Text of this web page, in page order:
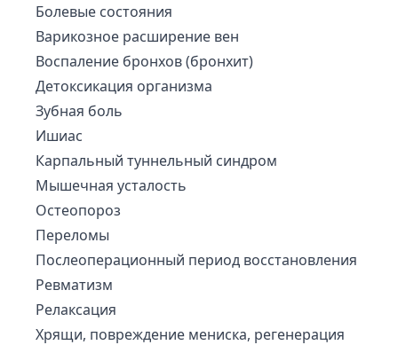
Болевые состояния
Варикозное расширение вен
Воспаление бронхов (бронхит)
Детоксикация организма
Зубная боль
Ишиас
Карпальный туннельный синдром
Мышечная усталость
Остеопороз
Переломы
Послеоперационный период восстановления
Ревматизм
Релаксация
Хрящи, повреждение мениска, регенерация